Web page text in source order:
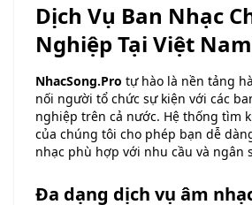
Dịch Vụ Ban Nhạc
Nghiệp Tại Việt Nam
NhacSong.Pro tự hào là nền tảng
nối người tổ chức sự kiện với các
nghiệp trên cả nước. Hệ thống tìm
của chúng tôi cho phép bạn dễ
nhạc phù hợp với nhu cầu và ngân
Đa dạng dịch vụ âm